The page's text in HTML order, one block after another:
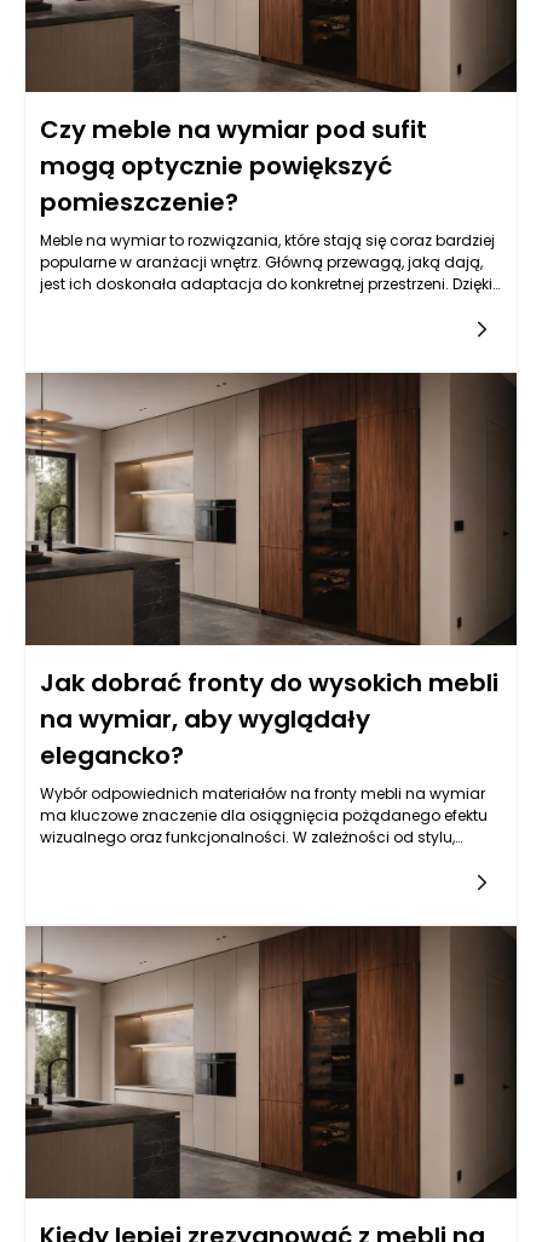
Czy meble na wymiar pod sufit
mogą optycznie powiększyć
pomieszczenie?
Meble na wymiar to rozwiązania, które stają się coraz bardziej
popularne w aranżacji wnętrz. Główną przewagą, jaką dają,
jest ich doskonała adaptacja do konkretnej przestrzeni. Dzięki
meble na wymiar Bielsko-Biała oferują wyjątkową możliwość
stworzenia ergonomicznych rozwiązań, które nie tylko
zaoszczędzą przestrzeń, ale również pozwolą na funkcjonalne
zaaranżowanie wnętrza. Dobrze dobrane meble mogą również
wpływać na optyczne postrzeganie przestrzeni, co jest
kluczowe w przypadku niewielkich pokoi.
Jak dobrać fronty do wysokich mebli
na wymiar, aby wyglądały
elegancko?
Wybór odpowiednich materiałów na fronty mebli na wymiar
ma kluczowe znaczenie dla osiągnięcia pożądanego efektu
wizualnego oraz funkcjonalności. W zależności od stylu,
mają swoje unikalne cechy i różnie reagują na światło oraz
inne elementy wystroju. Drewniane fronty wprowadzą ciepło i
przytulność, podczas gdy lakierowane nadadzą
nowoczesnego blasku. W przypadku mebli na wymiar, istotne
jest dostosowanie wyboru materiałów nie tylko do stylu
wnętrza, ale również do intensywności użytkowania mebli.
Zrozumienie trwałości, odporności na zarysowania oraz
łatwości w czyszczeniu powinno być kluczowe przy
podejmowaniu decyzji. Nie można także zapomnieć o wpływie
materiałów na akustykę wnętrza oraz jego atmosferę.